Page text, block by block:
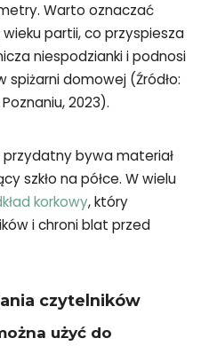
Warto oznaczać
partii, co przyspiesza
niespodzianki i podnosi
domowej (Źródło:
2023).
przydatny bywa materiał
szkło na półce. W wielu
korkowy, który
i chroni blat przed
czytelników
użyć do